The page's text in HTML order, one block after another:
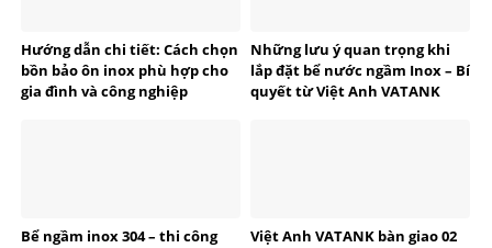
Hướng dẫn chi tiết: Cách chọn
bồn bảo ôn inox phù hợp cho
gia đình và công nghiệp
Những lưu ý quan trọng khi
lắp đặt bể nước ngầm Inox – Bí
quyết từ Việt Anh VATANK
Bể ngầm inox 304 – thi công
Việt Anh VATANK bàn giao 02